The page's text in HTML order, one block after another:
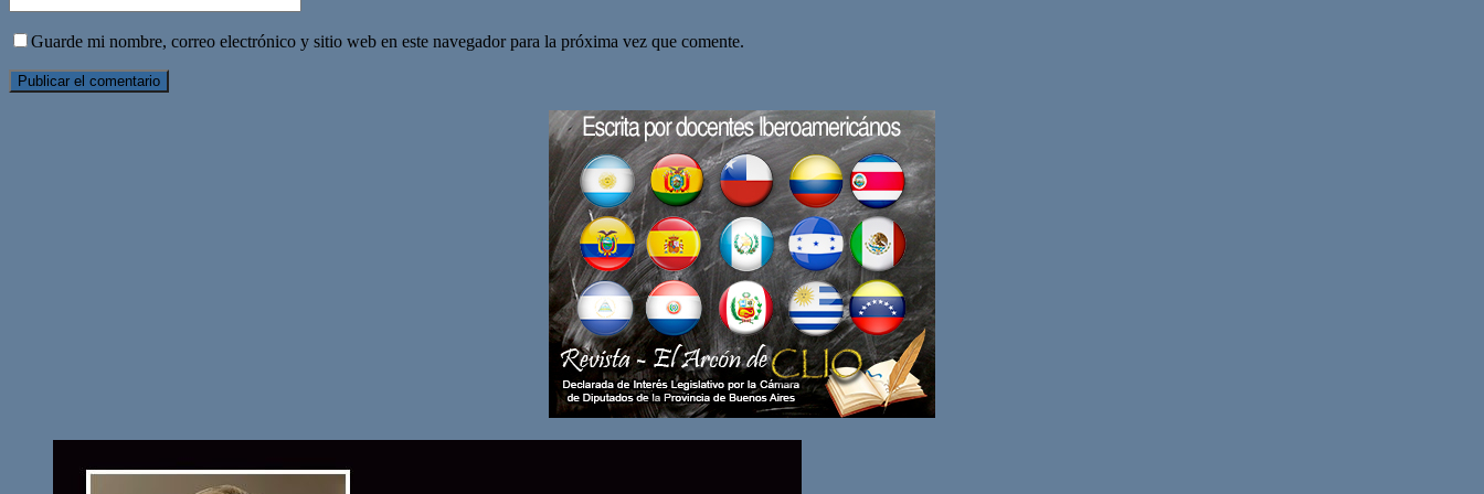
Guarde mi nombre, correo electrónico y sitio web en este navegador para la próxima vez que comente.